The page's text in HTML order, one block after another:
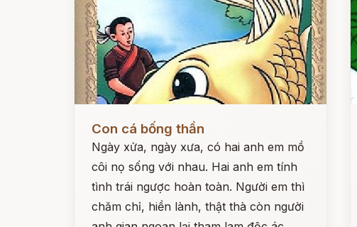
Con cá bống thần
Ngày xửa, ngày xưa, có hai anh em mồ
côi nọ sống với nhau. Hai anh em tính
tình trái ngược hoàn toàn. Người em thì
chăm chỉ, hiền lành, thật thà còn người